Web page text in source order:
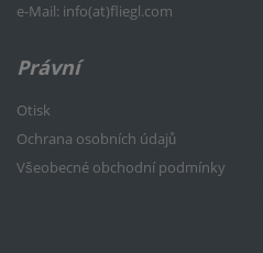
e-Mail: info(at)fliegl.com
Právní
Otisk
Ochrana osobních údajů
Všeobecné obchodní podmínky